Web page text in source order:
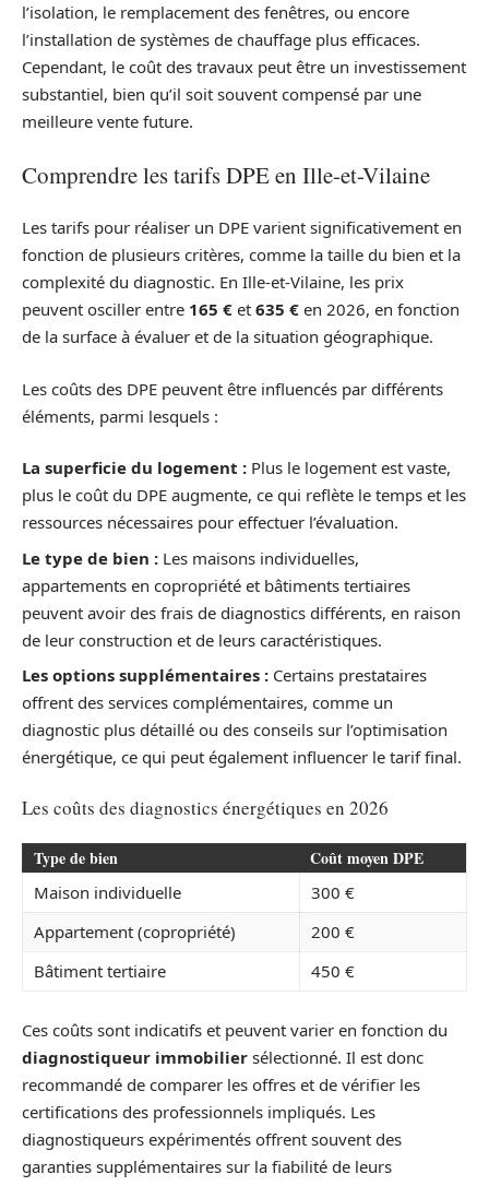
l’isolation, le remplacement des fenêtres, ou encore
l’installation de systèmes de chauffage plus efficaces.
Cependant, le coût des travaux peut être un investissement
substantiel, bien qu’il soit souvent compensé par une
meilleure vente future.
Comprendre les tarifs DPE en Ille-et-Vilaine
Les tarifs pour réaliser un DPE varient significativement en
fonction de plusieurs critères, comme la taille du bien et la
complexité du diagnostic. En Ille-et-Vilaine, les prix
peuvent osciller entre 165 € et 635 € en 2026, en fonction
de la surface à évaluer et de la situation géographique.
Les coûts des DPE peuvent être influencés par différents
éléments, parmi lesquels :
La superficie du logement : Plus le logement est vaste,
plus le coût du DPE augmente, ce qui reflète le temps et les
ressources nécessaires pour effectuer l’évaluation.
Le type de bien : Les maisons individuelles,
appartements en copropriété et bâtiments tertiaires
peuvent avoir des frais de diagnostics différents, en raison
de leur construction et de leurs caractéristiques.
Les options supplémentaires : Certains prestataires
offrent des services complémentaires, comme un
diagnostic plus détaillé ou des conseils sur l’optimisation
énergétique, ce qui peut également influencer le tarif final.
Les coûts des diagnostics énergétiques en 2026
Type de bien Coût moyen DPE
Maison individuelle
300 €
Appartement (copropriété)
200 €
Bâtiment tertiaire
450 €
Ces coûts sont indicatifs et peuvent varier en fonction du
diagnostiqueur immobilier sélectionné. Il est donc
recommandé de comparer les offres et de vérifier les
certifications des professionnels impliqués. Les
diagnostiqueurs expérimentés offrent souvent des
garanties supplémentaires sur la fiabilité de leurs